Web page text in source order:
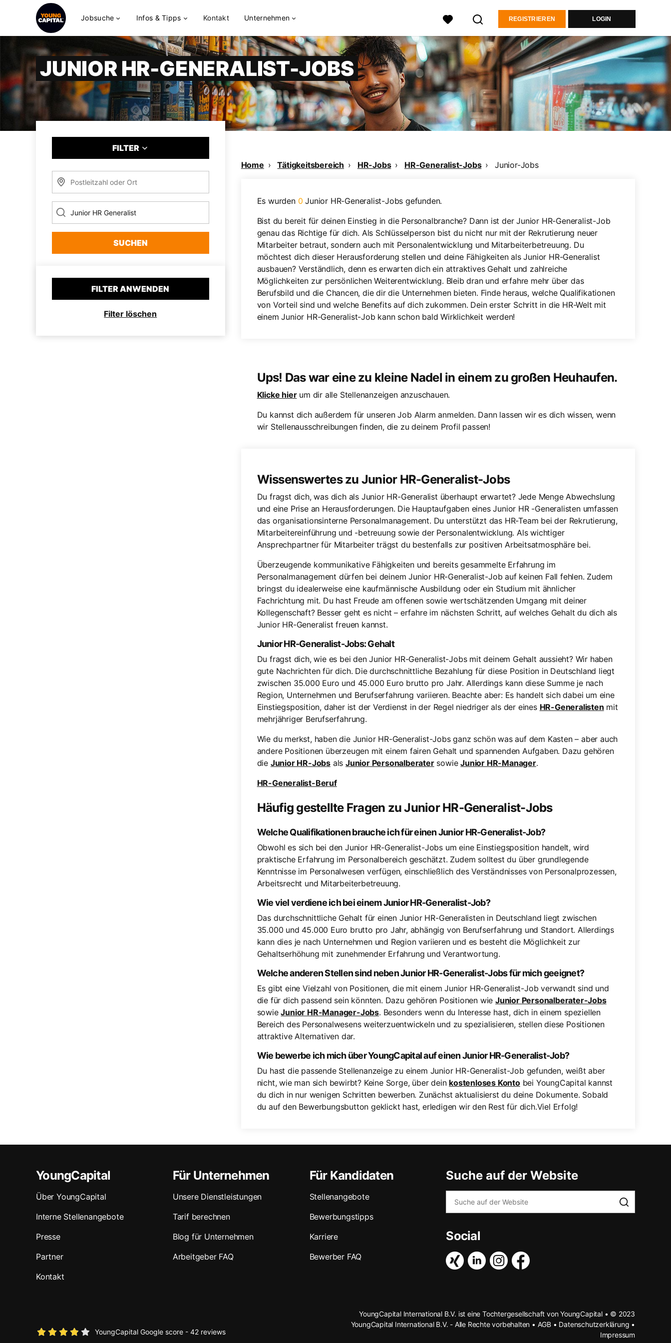
Jobsuche Infos & Tipps Kontakt Unternehmen REGISTRIEREN LOGIN
JUNIOR HR-GENERALIST-JOBS
FILTER
SUCHEN
FILTER ANWENDEN
Filter löschen
Home Tätigkeitsbereich HR-Jobs HR-Generalist-Jobs Junior-Jobs
Es wurden 0 Junior HR-Generalist-Jobs gefunden.
Bist du bereit für deinen Einstieg in die Personalbranche? Dann ist der Junior HR-Generalist-Job
genau das Richtige für dich. Als Schlüsselperson bist du nicht nur mit der Rekrutierung neuer
Mitarbeiter betraut, sondern auch mit Personalentwicklung und Mitarbeiterbetreuung. Du
möchtest dich dieser Herausforderung stellen und deine Fähigkeiten als Junior HR-Generalist
ausbauen? Verständlich, denn es erwarten dich ein attraktives Gehalt und zahlreiche
Möglichkeiten zur persönlichen Weiterentwicklung. Bleib dran und erfahre mehr über das
Berufsbild und die Chancen, die dir die Unternehmen bieten. Finde heraus, welche Qualifikationen
von Vorteil sind und welche Benefits auf dich zukommen. Dein erster Schritt in die HR-Welt mit
einem Junior HR-Generalist-Job kann schon bald Wirklichkeit werden!
Ups! Das war eine zu kleine Nadel in einem zu großen Heuhaufen.
Klicke hierum dir alle Stellenanzeigen anzuschauen.
Du kannst dich außerdem für unseren Job Alarm anmelden. Dann lassen wir es dich wissen, wenn
wir Stellenausschreibungen finden, die zu deinem Profil passen!
Wissenswertes zu Junior HR-Generalist-Jobs
Du fragst dich, was dich als Junior HR-Generalist überhaupt erwartet? Jede Menge Abwechslung
und eine Prise an Herausforderungen. Die Hauptaufgaben eines Junior HR -Generalisten umfassen
das organisationsinterne Personalmanagement. Du unterstützt das HR-Team bei der Rekrutierung,
Mitarbeitereinführung und -betreuung sowie der Personalentwicklung. Als wichtiger
Ansprechpartner für Mitarbeiter trägst du bestenfalls zur positiven Arbeitsatmosphäre bei.
Überzeugende kommunikative Fähigkeiten und bereits gesammelte Erfahrung im
Personalmanagement dürfen bei deinem Junior HR-Generalist-Job auf keinen Fall fehlen. Zudem
bringst du idealerweise eine kaufmännische Ausbildung oder ein Studium mit ähnlicher
Fachrichtung mit. Du hast Freude am offenen sowie wertschätzenden Umgang mit deiner
Kollegenschaft? Besser geht es nicht – erfahre im nächsten Schritt, auf welches Gehalt du dich als
Junior HR-Generalist freuen kannst.
Junior HR-Generalist-Jobs: Gehalt
Du fragst dich, wie es bei den Junior HR-Generalist-Jobs mit deinem Gehalt aussieht? Wir haben
gute Nachrichten für dich. Die durchschnittliche Bezahlung für diese Position in Deutschland liegt
zwischen 35.000 Euro und 45.000 Euro brutto pro Jahr. Allerdings kann diese Summe je nach
Region, Unternehmen und Berufserfahrung variieren. Beachte aber: Es handelt sich dabei um eine
Einstiegsposition, daher ist der Verdienst in der Regel niedriger als der eines HR-Generalisten mit
mehrjähriger Berufserfahrung.
Wie du merkst, haben die Junior HR-Generalist-Jobs ganz schön was auf dem Kasten – aber auch
andere Positionen überzeugen mit einem fairen Gehalt und spannenden Aufgaben. Dazu gehören
die Junior HR-Jobs alsJunior PersonalberatersowieJunior HR-Manager.
HR-Generalist-Beruf
Häufig gestellte Fragen zu Junior HR-Generalist-Jobs
Welche Qualifikationen brauche ich für einen Junior HR-Generalist-Job?
Obwohl es sich bei den Junior HR-Generalist-Jobs um eine Einstiegsposition handelt, wird
praktische Erfahrung im Personalbereich geschätzt. Zudem solltest du über grundlegende
Kenntnisse im Personalwesen verfügen, einschließlich des Verständnisses von Personalprozessen,
Arbeitsrecht und Mitarbeiterbetreuung.
Wie viel verdiene ich bei einem Junior HR-Generalist-Job?
Das durchschnittliche Gehalt für einen Junior HR-Generalisten in Deutschland liegt zwischen
35.000 und 45.000 Euro brutto pro Jahr, abhängig von Berufserfahrung und Standort. Allerdings
kann dies je nach Unternehmen und Region variieren und es besteht die Möglichkeit zur
Gehaltserhöhung mit zunehmender Erfahrung und Verantwortung.
Welche anderen Stellen sind neben Junior HR-Generalist-Jobs für mich geeignet?
Es gibt eine Vielzahl von Positionen, die mit einem Junior HR-Generalist-Job verwandt sind und
die für dich passend sein könnten. Dazu gehören Positionen wieJunior Personalberater-Jobs
sowieJunior HR-Manager-Jobs. Besonders wenn du Interesse hast, dich in einem speziellen
Bereich des Personalwesens weiterzuentwickeln und zu spezialisieren, stellen diese Positionen
attraktive Alternativen dar.
Wie bewerbe ich mich über YoungCapital auf einen Junior HR-Generalist-Job?
Du hast die passende Stellenanzeige zu einem Junior HR-Generalist-Job gefunden, weißt aber
nicht, wie man sich bewirbt? Keine Sorge, über dein kostenloses Kontobei YoungCapital kannst
du dich in nur wenigen Schritten bewerben. Zunächst aktualisierst du deine Dokumente. Sobald
du auf den Bewerbungsbutton geklickt hast, erledigen wir den Rest für dich.Viel Erfolg!
YoungCapital
Über YoungCapital
Interne Stellenangebote
Presse
Partner
Kontakt
Für Unternehmen
Unsere Dienstleistungen
Tarif berechnen
Blog für Unternehmen
Arbeitgeber FAQ
Für Kandidaten
Stellenangebote
Bewerbungstipps
Karriere
Bewerber FAQ
Suche auf der Website
Social
YoungCapital Google score - 42 reviews
YoungCapital International B.V. ist eine Tochtergesellschaft von YoungCapital • © 2023
YoungCapital International B.V. - Alle Rechte vorbehalten • AGB• Datenschutzerklärung •
Impressum